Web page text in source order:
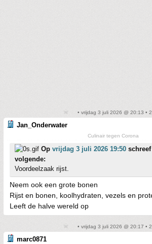
• vrijdag 3 juli 2026 @ 20:13 •
Jan_Onderwater
Culinair tegen Corona
Op vrijdag 3 juli 2026 19:50 schreef
volgende:
Voordeelzaak rijst.
Neem ook een grote bonen
Rijst en bonen, koolhydraten, vezels en
Leeft de halve wereld op
• vrijdag 3 juli 2026 @ 20:17 •
marc0871